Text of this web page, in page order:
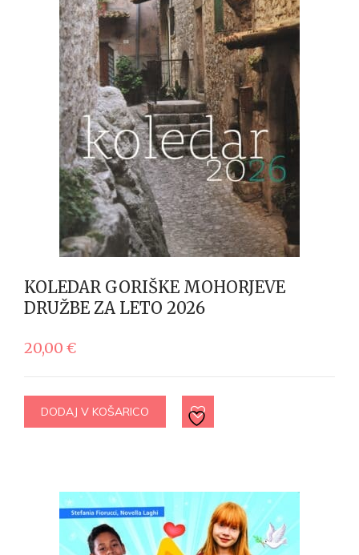
KOLEDAR GORIŠKE MOHORJEVE
DRUŽBE ZA LETO 2026
20,00 €
DODAJ V KOŠARICO